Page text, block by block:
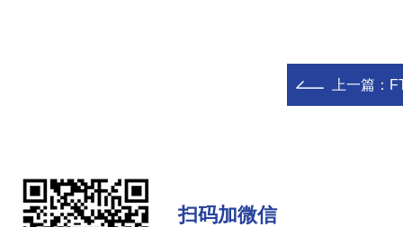
上一篇：
扫码加微信